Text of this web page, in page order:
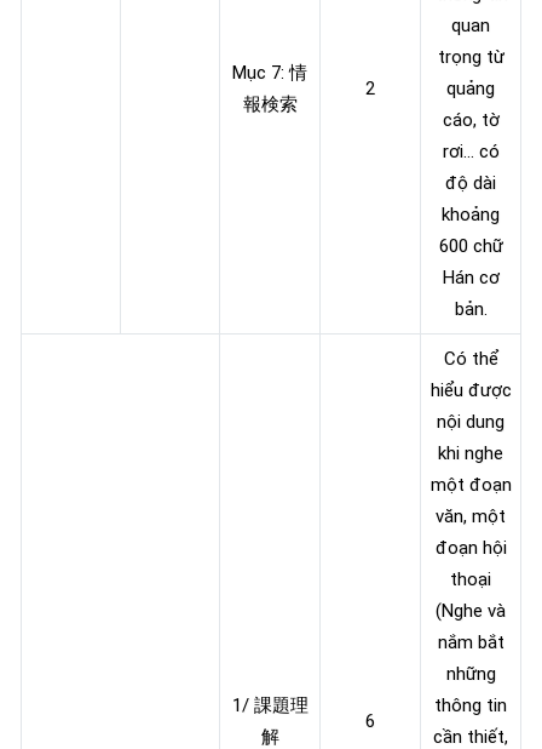
Mục 7: 情
報検索
2
quan
trọng từ
quảng
cáo, tờ
rơi… có
độ dài
khoảng
600 chữ
Hán cơ
bản.
1/ 課題理
解
6
Có thể
hiểu được
nội dung
khi nghe
một đoạn
văn, một
đoạn hội
thoại
(Nghe và
nắm bắt
những
thông tin
cần thiết,